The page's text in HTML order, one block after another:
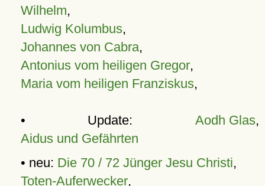
Wilhelm,
Ludwig Kolumbus,
Johannes von Cabra,
Antonius vom heiligen Gregor,
Maria vom heiligen Franziskus,
• Update: Aodh Glas,
Aidus und Gefährten
• neu: Die 70 / 72 Jünger Jesu Christi,
Toten-Auferwecker,